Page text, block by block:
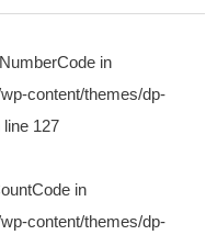
in
content/themes/dp-
line 127
in
content/themes/dp-